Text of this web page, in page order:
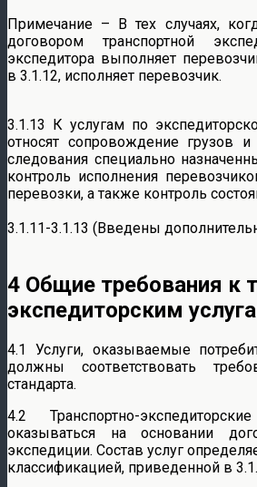
Примечание – В тех случаях,
договором транспортной
экспедитора выполняет
в 3.1.12, исполняет перевозчик.
3.1.13 К услугам по
относят сопровождение грузов
следования специально
контроль исполнения
перевозки, а также контроль
3.1.11-3.1.13 (Введены
4 Общие требования к
экспедиторским
4.1 Услуги, оказываемые
должны соответствовать
стандарта.
4.2 Транспортно-
оказываться на основании
экспедиции. Состав услуг
классификацией, приведенной в 3.1.